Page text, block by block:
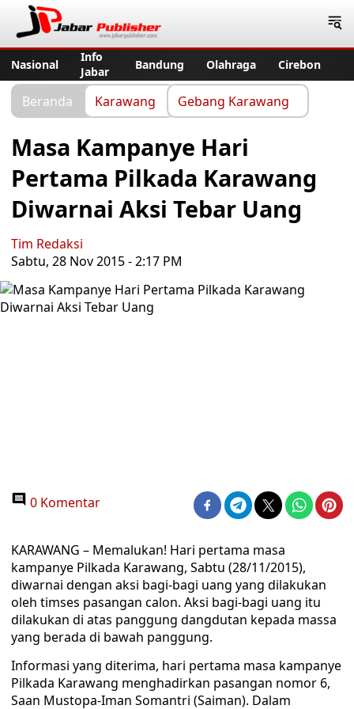
Nasional
Info
Jabar
Bandung Olahraga Cirebon
Beranda Karawang Gebang Karawang
Masa Kampanye Hari
Pertama Pilkada Karawang
Diwarnai Aksi Tebar Uang
Tim Redaksi
Sabtu, 28 Nov 2015 - 2:17 PM
0 Komentar
KARAWANG – Memalukan! Hari pertama masa
kampanye Pilkada Karawang, Sabtu (28/11/2015),
diwarnai dengan aksi bagi-bagi uang yang dilakukan
oleh timses pasangan calon. Aksi bagi-bagi uang itu
dilakukan di atas panggung dangdutan kepada massa
yang berada di bawah panggung.
Informasi yang diterima, hari pertama masa kampanye
Pilkada Karawang menghadirkan pasangan nomor 6,
Saan Mustopa-Iman Somantri (Saiman). Dalam